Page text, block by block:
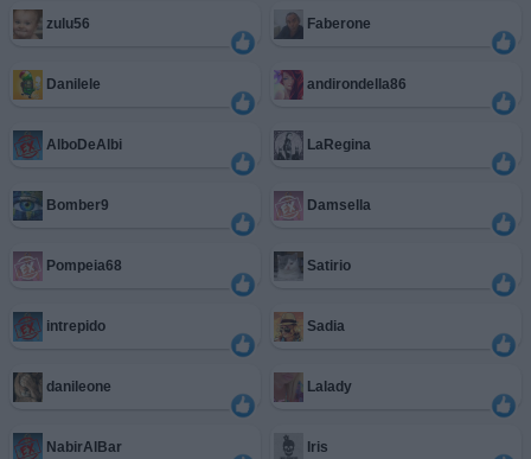
zulu56 Faberone
Danilele andirondella86
AlboDeAlbi LaRegina
Bomber9 Damsella
Pompeia68 Satirio
intrepido Sadia
danileone Lalady
NabirAlBar Iris